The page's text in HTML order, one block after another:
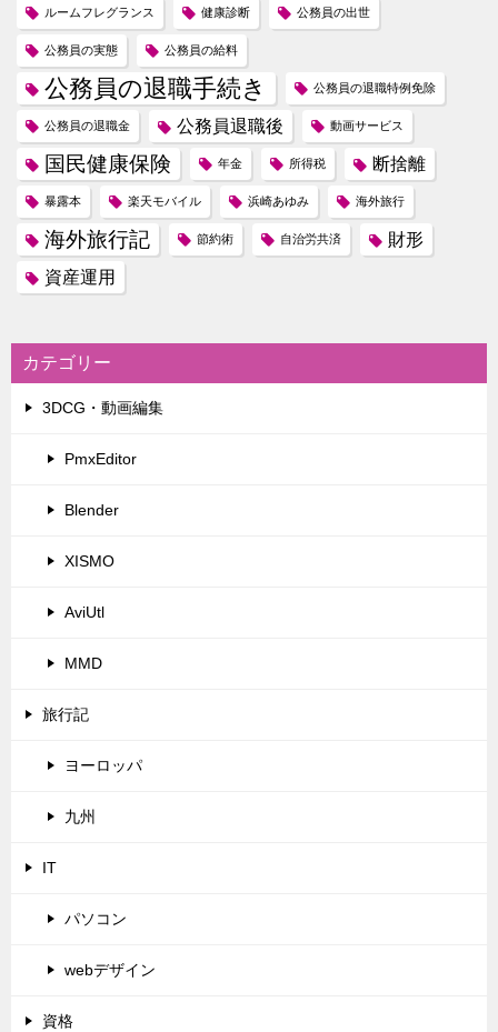
ルームフレグランス 健康診断 公務員の出世
公務員の実態 公務員の給料
公務員の退職手続き 公務員の退職特例免除
公務員の退職金 公務員退職後 動画サービス
国民健康保険 年金 所得税 断捨離
暴露本 楽天モバイル 浜崎あゆみ 海外旅行
海外旅行記 節約術 自治労共済
財形
資産運用
カテゴリー
3DCG・動画編集
PmxEditor
Blender
XISMO
AviUtl
MMD
旅行記
ヨーロッパ
九州
IT
パソコン
webデザイン
資格